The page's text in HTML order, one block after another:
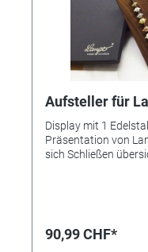
Aufsteller für
Display mit 1
Präsentation von
sich Schließen
90,99 CHF*